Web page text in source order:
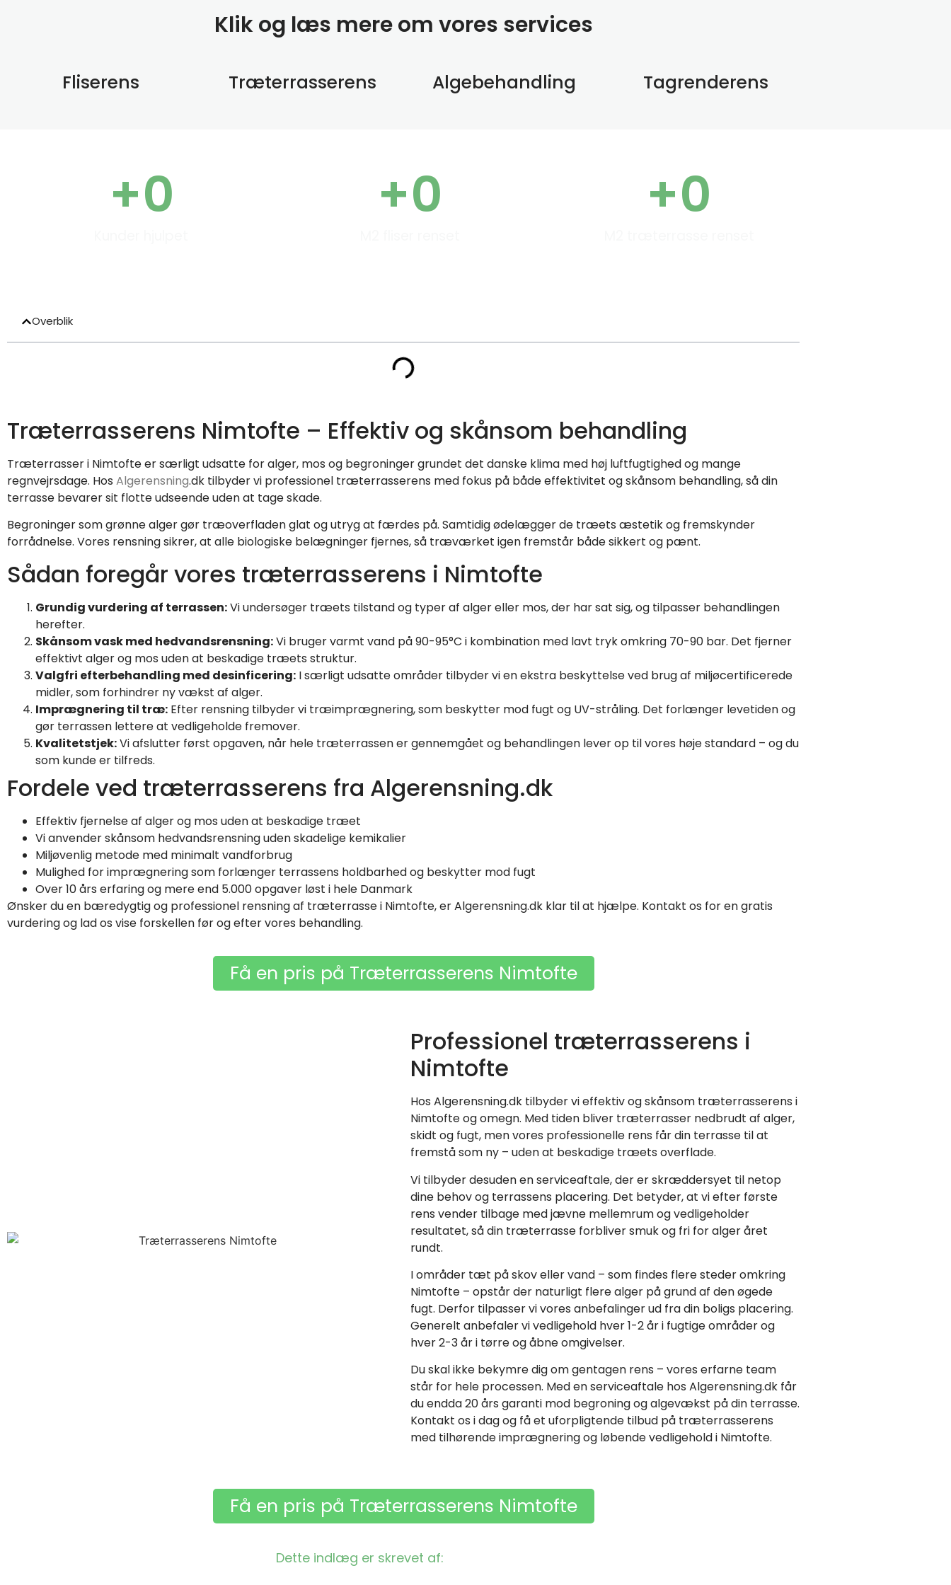
Klik og læs mere om vores services
Fliserens Træterrasserens Algebehandling Tagrenderens
+0 +0 +0
Overblik
Træterrasserens Nimtofte – Effektiv og skånsom behandling
Træterrasser i Nimtofte er særligt udsatte for alger, mos og begroninger grundet det danske klima med høj luftfugtighed og mange
regnvejrsdage. Hos Algerensning.dk tilbyder vi professionel træterrasserens med fokus på både effektivitet og skånsom behandling, så din
terrasse bevarer sit flotte udseende uden at tage skade.
Begroninger som grønne alger gør træoverfladen glat og utryg at færdes på. Samtidig ødelægger de træets æstetik og fremskynder
forrådnelse. Vores rensning sikrer, at alle biologiske belægninger fjernes, så træværket igen fremstår både sikkert og pænt.
Sådan foregår vores træterrasserens i Nimtofte
Grundig vurdering af terrassen:Vi undersøger træets tilstand og typer af alger eller mos, der har sat sig, og tilpasser behandlingen
herefter.
Skånsom vask med hedvandsrensning:Vi bruger varmt vand på 90-95°C i kombination med lavt tryk omkring 70-90 bar. Det fjerner
effektivt alger og mos uden at beskadige træets struktur.
Valgfri efterbehandling med desinficering: I særligt udsatte områder tilbyder vi en ekstra beskyttelse ved brug af miljøcertificerede
midler, som forhindrer ny vækst af alger.
Imprægnering til træ: Efter rensning tilbyder vi træimprægnering, som beskytter mod fugt og UV-stråling. Det forlænger levetiden og
gør terrassen lettere at vedligeholde fremover.
Kvalitetstjek:Vi afslutter først opgaven, når hele træterrassen er gennemgået og behandlingen lever op til vores høje standard – og du
som kunde er tilfreds.
Fordele ved træterrasserens fra Algerensning.dk
Effektiv fjernelse af alger og mos uden at beskadige træet
Vi anvender skånsom hedvandsrensning uden skadelige kemikalier
Miljøvenlig metode med minimalt vandforbrug
Mulighed for imprægnering som forlænger terrassens holdbarhed og beskytter mod fugt
Over 10 års erfaring og mere end 5.000 opgaver løst i hele Danmark
Ønsker du en bæredygtig og professionel rensning af træterrasse i Nimtofte, er Algerensning.dk klar til at hjælpe. Kontakt os for en gratis
vurdering og lad os vise forskellen før og efter vores behandling.
Få en pris på Træterrasserens Nimtofte
Professionel træterrasserens i
Nimtofte
Hos Algerensning.dk tilbyder vi effektiv og skånsom træterrasserens i
Nimtofte og omegn. Med tiden bliver træterrasser nedbrudt af alger,
skidt og fugt, men vores professionelle rens får din terrasse til at
fremstå som ny – uden at beskadige træets overflade.
Vi tilbyder desuden en serviceaftale, der er skræddersyet til netop
dine behov og terrassens placering. Det betyder, at vi efter første
rens vender tilbage med jævne mellemrum og vedligeholder
resultatet, så din træterrasse forbliver smuk og fri for alger året
rundt.
I områder tæt på skov eller vand – som findes flere steder omkring
Nimtofte – opstår der naturligt flere alger på grund af den øgede
fugt. Derfor tilpasser vi vores anbefalinger ud fra din boligs placering.
Generelt anbefaler vi vedligehold hver 1-2 år i fugtige områder og
hver 2-3 år i tørre og åbne omgivelser.
Du skal ikke bekymre dig om gentagen rens – vores erfarne team
står for hele processen. Med en serviceaftale hos Algerensning.dk får
du endda 20 års garanti mod begroning og algevækst på din terrasse.
Kontakt os i dag og få et uforpligtende tilbud på træterrasserens
med tilhørende imprægnering og løbende vedligehold i Nimtofte.
Få en pris på Træterrasserens Nimtofte
Dette indlæg er skrevet af: